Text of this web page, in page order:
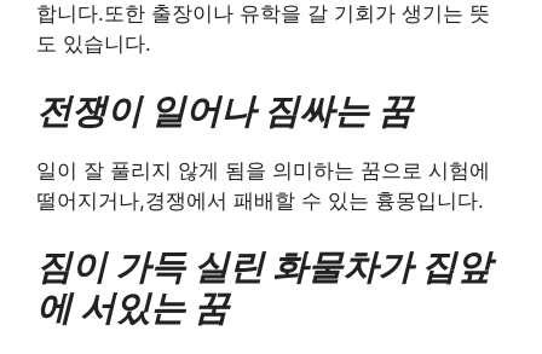
합니다.또한 출장이나 유학을 갈 기회가 생기는 뜻
도 있습니다.
전쟁이 일어나 짐싸는 꿈
일이 잘 풀리지 않게 됨을 의미하는 꿈으로 시험에
떨어지거나,경쟁에서 패배할 수 있는 흉몽입니다.
짐이 가득 실린 화물차가 집앞
에 서있는 꿈